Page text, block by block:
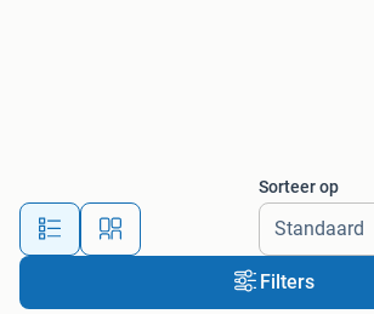
Sorteer op
Filters